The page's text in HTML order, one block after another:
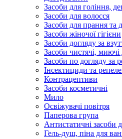
Засоби для гоління,
Засоби для волосся
Засоби для прання та
Засоби жіночої гігієни
Засоби догляду за
Засоби чистячі,
Засоби по догляду
Інсектициди та
Контрацептиви
Засоби косметичні
Мило
Освіжувачі повітря
Паперова група
Антистатичні засоби
Гель-душ, піна для